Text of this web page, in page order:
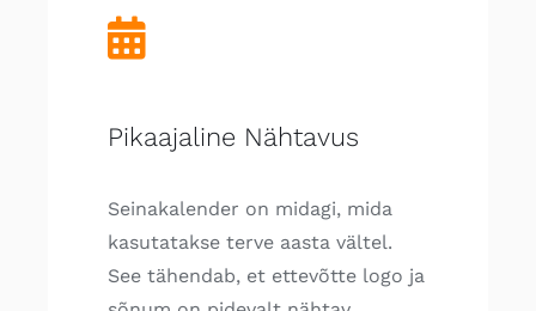
Pikaajaline Nähtavus
Seinakalender on midagi, mida
kasutatakse terve aasta vältel.
See tähendab, et ettevõtte logo ja